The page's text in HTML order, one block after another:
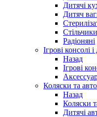
Дитячі
Дитяч
Радіоняні
Ігрові консолі
Назад
Ігрові
Коляски та
Назад
Коляски
Дитячі